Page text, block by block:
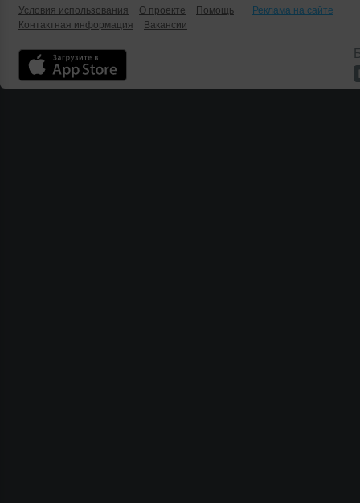
Условия использования
О проекте Помощь
Реклама на сайте
Контактная информация
Вакансии